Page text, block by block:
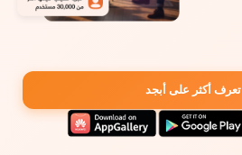
تعرف أكثر على أبجد